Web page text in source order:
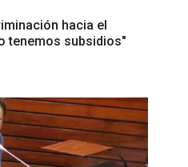
hacia el
tenemos subsidios"